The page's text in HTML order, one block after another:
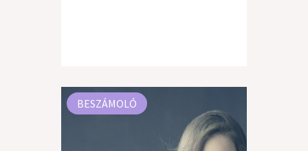
BESZÁMOLÓ